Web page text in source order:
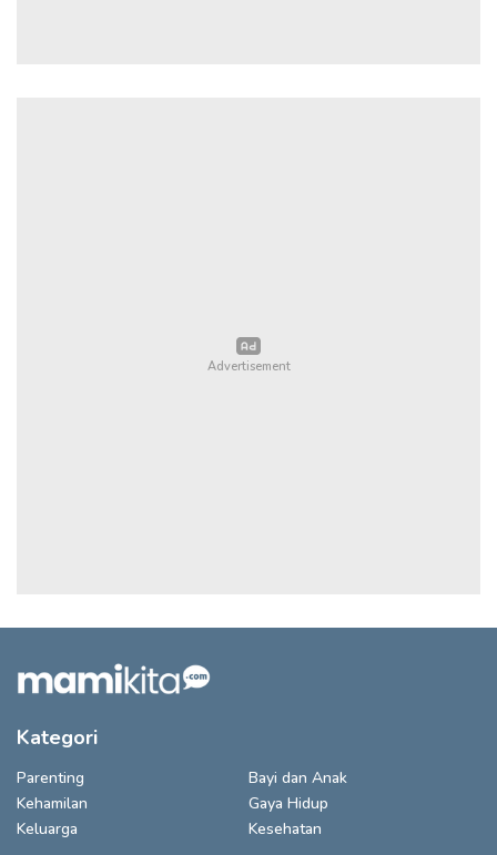
Kategori
Parenting
Bayi dan Anak
Kehamilan
Gaya Hidup
Keluarga
Kesehatan